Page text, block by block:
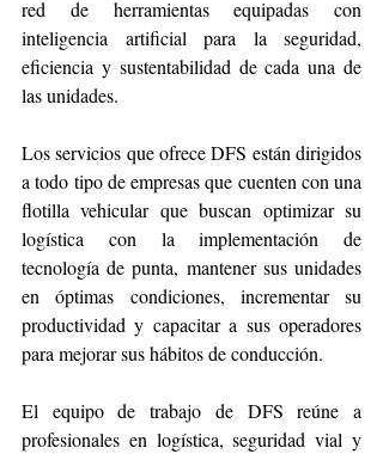
red de herramientas equipadas con
inteligencia artificial para la seguridad,
eficiencia y sustentabilidad de cada una de
las unidades.
Los servicios que ofrece DFS están dirigidos
a todo tipo de empresas que cuenten con una
flotilla vehicular que buscan optimizar su
logística con la implementación de
tecnología de punta, mantener sus unidades
en óptimas condiciones, incrementar su
productividad y capacitar a sus operadores
para mejorar sus hábitos de conducción.
El equipo de trabajo de DFS reúne a
profesionales en logística, seguridad vial y